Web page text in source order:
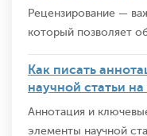
Рецензирование —
который позволяет
Как писать
научной статьи
Аннотация и
элементы научной